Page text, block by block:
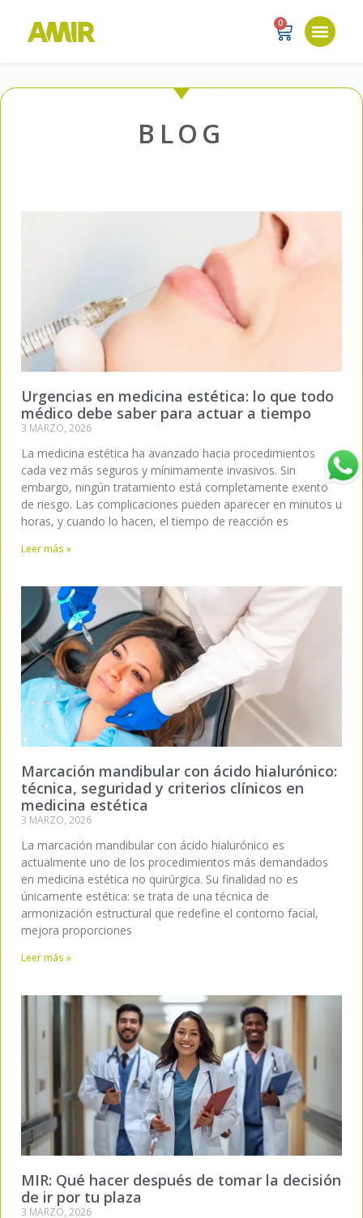
0
BLOG
Urgencias en medicina estética: lo que todo
médico debe saber para actuar a tiempo
3 MARZO, 2026
La medicina estética ha avanzado hacia procedimientos
cada vez más seguros y mínimamente invasivos. Sin
embargo, ningún tratamiento está completamente exento
de riesgo. Las complicaciones pueden aparecer en minutos u
horas, y cuando lo hacen, el tiempo de reacción es
Leer más »
Marcación mandibular con ácido hialurónico:
técnica, seguridad y criterios clínicos en
medicina estética
3 MARZO, 2026
La marcación mandibular con ácido hialurónico es
actualmente uno de los procedimientos más demandados
en medicina estética no quirúrgica. Su finalidad no es
únicamente estética: se trata de una técnica de
armonización estructural que redefine el contorno facial,
mejora proporciones
Leer más »
MIR: Qué hacer después de tomar la decisión
de ir por tu plaza
3 MARZO, 2026